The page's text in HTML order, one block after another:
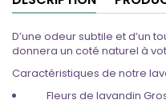
D’une odeur subtile et d’un
donnera un coté naturel à
Caractéristiques de notre
Fleurs de lavandin